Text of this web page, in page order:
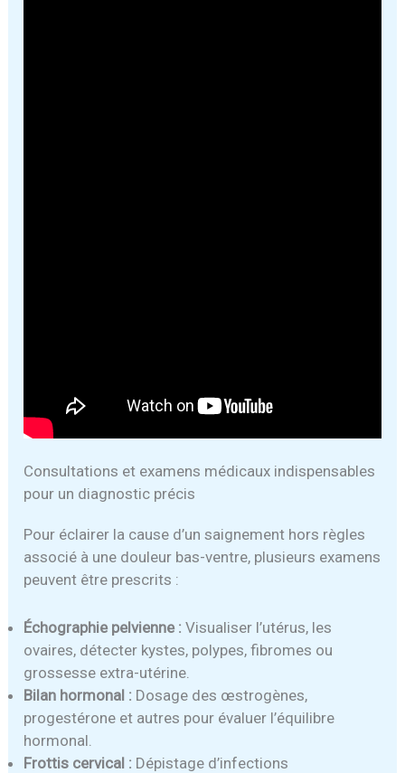
Consultations et examens médicaux indispensables
pour un diagnostic précis
Pour éclairer la cause d’un saignement hors règles
associé à une douleur bas-ventre, plusieurs examens
peuvent être prescrits :
Échographie pelvienne : Visualiser l’utérus, les
ovaires, détecter kystes, polypes, fibromes ou
grossesse extra-utérine.
Bilan hormonal : Dosage des œstrogènes,
progestérone et autres pour évaluer l’équilibre
hormonal.
Frottis cervical : Dépistage d’infections